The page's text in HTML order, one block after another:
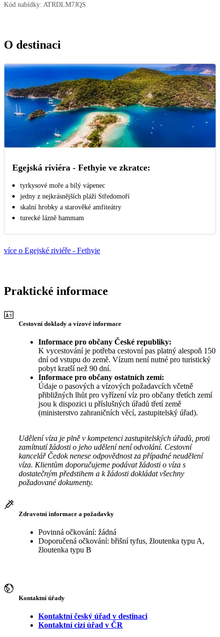
Kód nabídky: ATRDLM7JQS
O destinaci
Egejská riviéra - Fethyie ve zkratce:
tyrkysové moře a bílý vápenec
jedny z nejkrásnějších pláží Středomoří
skalní hrobky a starověké amfiteátry
turecké lázně hammam
více o Egejské riviéře - Fethyie
Praktické informace
Cestovní doklady a vízové informace
Informace pro občany České republiky:
K vycestování je potřeba cestovní pas platný alespoň 150
dní od vstupu do země. Vízum není nutné pro turistický
pobyt kratší než 90 dní.
Informace pro občany ostatních zemí:
Údaje o pasových a vízových požadavcích včetně
přibližných lhůt pro vyřízení víz pro občany třetích zemí
jsou k dispozici u příslušných úřadů třetí země
(ministerstvo zahraničních věcí, zastupitelský úřad).
Udělení víza je plně v kompetenci zastupitelských úřadů, proti
zamítnutí žádosti o jeho udělení není odvolání. Cestovní
kancelář Čedok nenese odpovědnost za případné neudělení
víza. Klientům doporučujeme podávat žádosti o víza s
dostatečným předstihem a k žádosti dokládat všechny
požadované dokumenty.
Zdravotní informace a požadavky
Povinná očkování: žádná
Doporučená očkování: břišní tyfus, žloutenka typu A,
žloutenka typu B
Kontaktní úřady
Kontaktní český úřad v destinaci
Kontaktní cizí úřad v ČR